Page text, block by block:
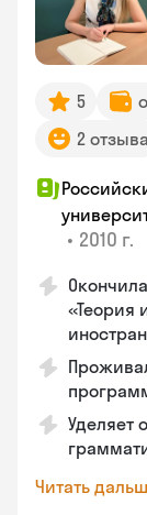
5
2 отзыва
• 2010 г.
«Теория
Уделяет
Читать